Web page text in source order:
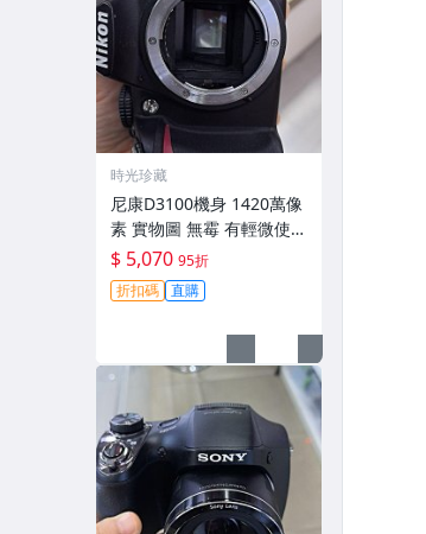
時光珍藏
尼康D3100機身 1420萬像
素 實物圖 無霉 有輕微使用
痕跡 機身原裝 無拆修無翻
新 臨-343
$ 5,070 95折
折扣碼 直購